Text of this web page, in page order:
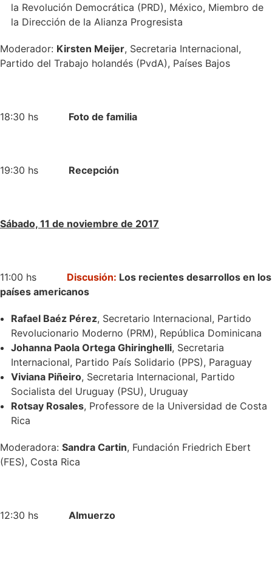
la Revolución Democrática (PRD), México, Miembro de
la Dirección de la Alianza Progresista
Moderador: Kirsten Meijer, Secretaria Internacional,
Partido del Trabajo holandés (PvdA), Países Bajos
18:30 hs Foto de familia
19:30 hs Recepción
Sábado, 11 de noviembre de 2017
11:00 hs Discusión: Los recientes desarrollos en los
países americanos
Rafael Baéz Pérez, Secretario Internacional, Partido
Revolucionario Moderno (PRM), República Dominicana
Johanna Paola Ortega Ghiringhelli, Secretaria
Internacional, Partido País Solidario (PPS), Paraguay
Viviana Piñeiro, Secretaria Internacional, Partido
Socialista del Uruguay (PSU), Uruguay
Rotsay Rosales, Professore de la Universidad de Costa
Rica
Moderadora: Sandra Cartin, Fundación Friedrich Ebert
(FES), Costa Rica
12:30 hs Almuerzo